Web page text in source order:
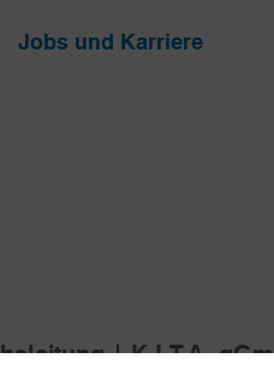
Jobs und Karriere
| K.I.T.A.